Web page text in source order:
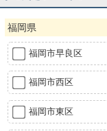
福岡県
福岡市早良区
福岡市西区
福岡市東区